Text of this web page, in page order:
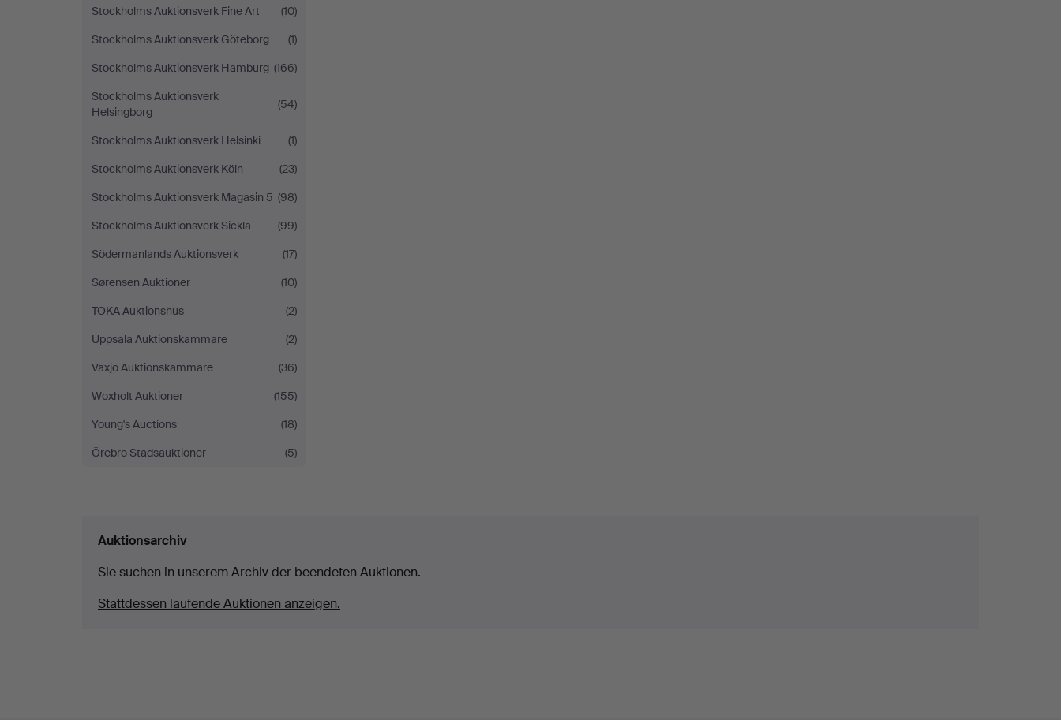
Stockholms Auktionsverk Fine Art
(10)
Stockholms Auktionsverk Göteborg
(1)
Stockholms Auktionsverk Hamburg (166)
Stockholms Auktionsverk
Helsingborg
(54)
Stockholms Auktionsverk Helsinki
(1)
Stockholms Auktionsverk Köln
(23)
Stockholms Auktionsverk Magasin 5 (98)
Stockholms Auktionsverk Sickla
(99)
Södermanlands Auktionsverk
(17)
Sørensen Auktioner
(10)
TOKA Auktionshus
(2)
Uppsala Auktionskammare
(2)
Växjö Auktionskammare
(36)
Woxholt Auktioner
(155)
Young's Auctions
(18)
Örebro Stadsauktioner
(5)
Auktionsarchiv
Sie suchen in unserem Archiv der beendeten Auktionen.
Stattdessen laufende Auktionen anzeigen.